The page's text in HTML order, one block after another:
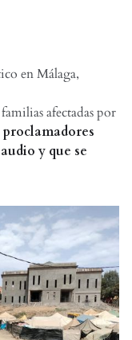
en Málaga,
afectadas por
proclamadores
y que se